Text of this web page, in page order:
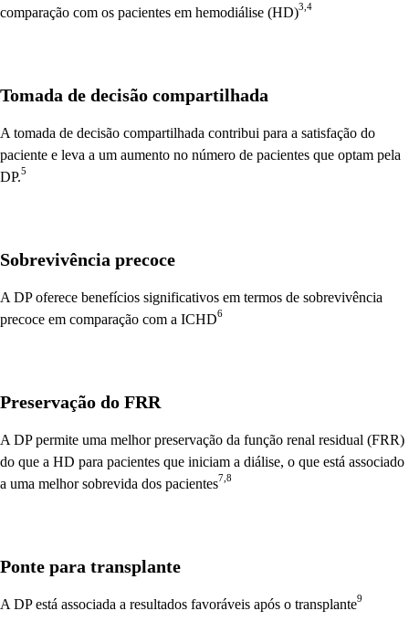
comparação com os pacientes em hemodiálise (HD)3,4
Tomada de decisão compartilhada
A tomada de decisão compartilhada contribui para a satisfação do
paciente e leva a um aumento no número de pacientes que optam pela
DP.5
Sobrevivência precoce
A DP oferece benefícios significativos em termos de sobrevivência
precoce em comparação com a ICHD6
Preservação do FRR
A DP permite uma melhor preservação da função renal residual (FRR)
do que a HD para pacientes que iniciam a diálise, o que está associado
a uma melhor sobrevida dos pacientes7,8
Ponte para transplante
A DP está associada a resultados favoráveis após o transplante9